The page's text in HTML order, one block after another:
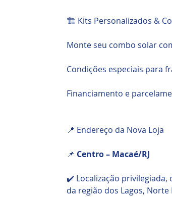
🏗️ Kits Personalizados &
Monte seu combo solar
Condições especiais para
Financiamento e
📍 Endereço da Nova Loja
📌 Centro – Macaé/RJ
✔️ Localização privilegiada,
da região dos Lagos,